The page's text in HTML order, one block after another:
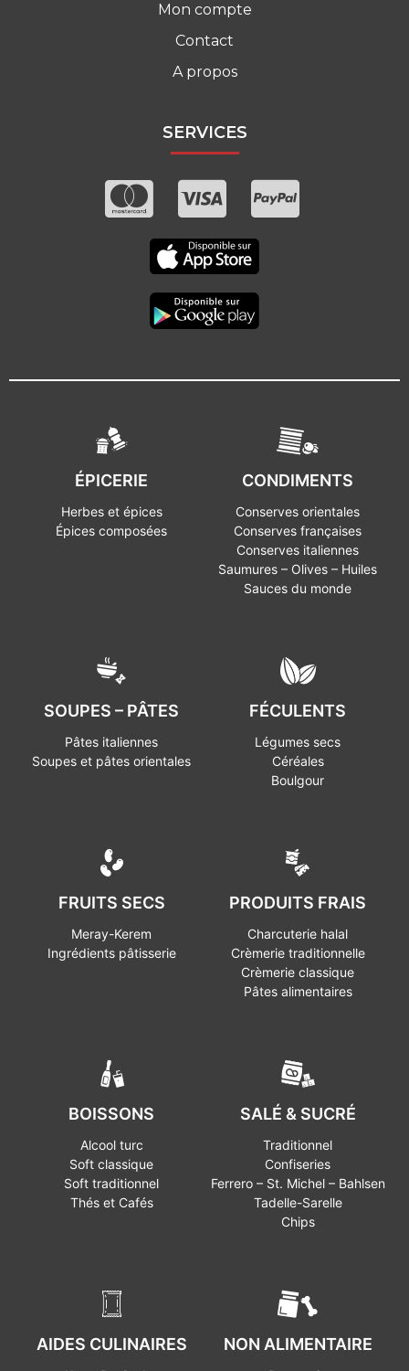
Mon compte
Contact
A propos
SERVICES
ÉPICERIE
Herbes et épices
Épices composées
CONDIMENTS
Conserves orientales
Conserves françaises
Conserves italiennes
Saumures – Olives – Huiles
Sauces du monde
SOUPES – PÂTES
Pâtes italiennes
Soupes et pâtes orientales
FÉCULENTS
Légumes secs
Céréales
Boulgour
FRUITS SECS
Meray-Kerem
Ingrédients pâtisserie
PRODUITS FRAIS
Charcuterie halal
Crèmerie traditionnelle
Crèmerie classique
Pâtes alimentaires
BOISSONS
Alcool turc
Soft classique
Soft traditionnel
Thés et Cafés
SALÉ & SUCRÉ
Traditionnel
Confiseries
Ferrero – St. Michel – Bahlsen
Tadelle-Sarelle
Chips
AIDES CULINAIRES NON ALIMENTAIRE